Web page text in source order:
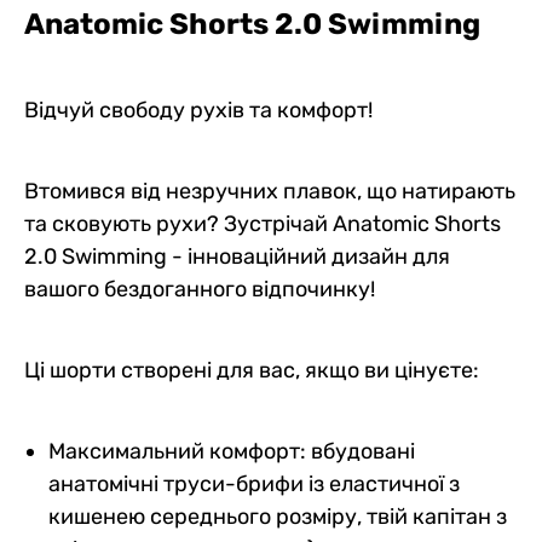
Anatomic Shorts 2.0 Swimming
Відчуй свободу рухів та комфорт!
Втомився від незручних плавок, що натирають
та сковують рухи? Зустрічай Anatomic Shorts
2.0 Swimming - інноваційний дизайн для
вашого бездоганного відпочинку!
Ці шорти створені для вас, якщо ви цінуєте:
Максимальний комфорт: вбудовані
анатомічні труси-брифи із еластичної з
кишенею середнього розміру, твій капітан з